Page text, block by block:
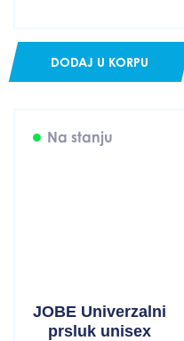
DODAJ U KORPU
Na stanju
JOBE Univerzalni
prsluk unisex